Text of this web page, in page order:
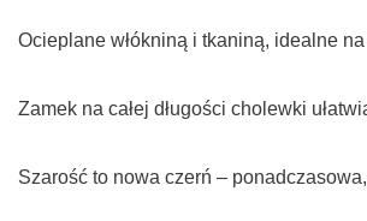
Ocieplane włókniną i tkaniną, idealne
Zamek na całej długości cholewki
Szarość to nowa czerń –